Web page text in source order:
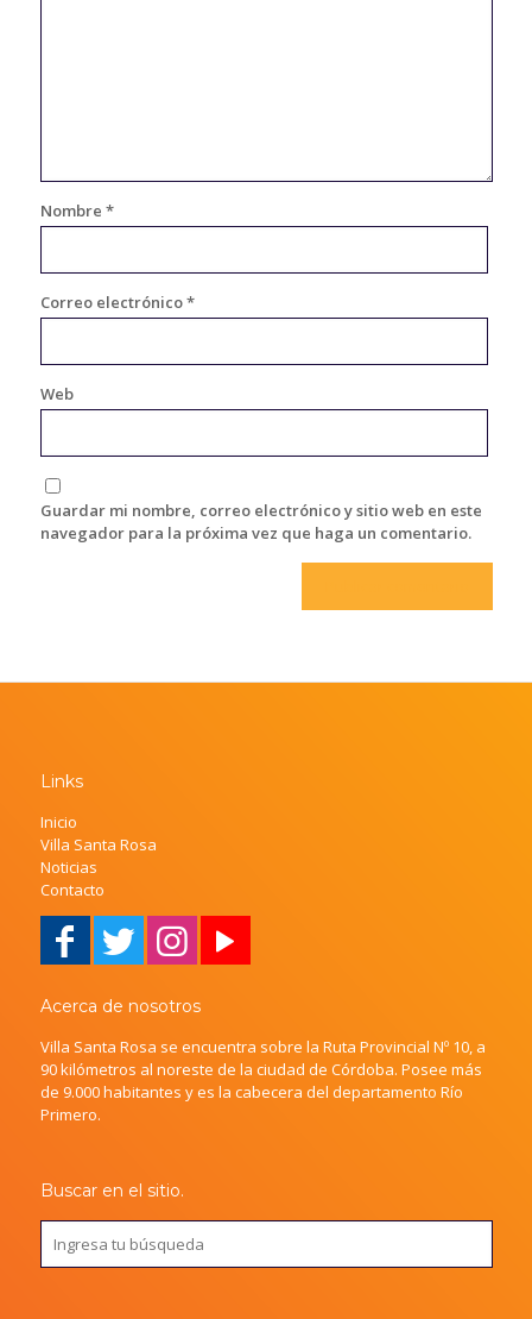
Nombre *
Correo electrónico*
Web
Guardar mi nombre, correo electrónico y sitio web en este
navegador para la próxima vez que haga un comentario.
Links
Inicio
Villa Santa Rosa
Noticias
Contacto
Acerca de nosotros
Villa Santa Rosa se encuentra sobre la Ruta Provincial Nº 10, a
90 kilómetros al noreste de la ciudad de Córdoba. Posee más
de 9.000 habitantes y es la cabecera del departamento Río
Primero.
Buscar en el sitio.